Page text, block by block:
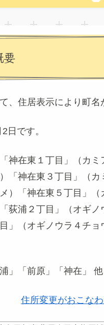
、住居表示により町
日です。
神在東１丁目」（カ
「神在東３丁目」（
）「神在東５丁目」
荻浦２丁目」（オギ
」（オギノウラ４チ
」「前原」「神在」
住所変更がおこな